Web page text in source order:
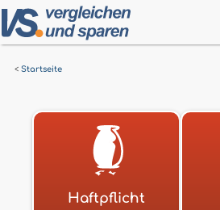
Startseite
Haftpflicht